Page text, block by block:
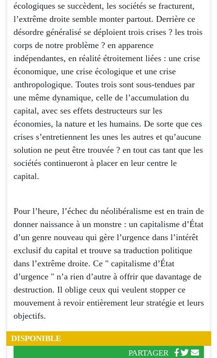
écologiques se succèdent, les sociétés se fracturent,
l’extrême droite semble monter partout. Derrière ce
désordre généralisé se déploient trois crises ? les trois
corps de notre problème ? en apparence
indépendantes, en réalité étroitement liées : une crise
économique, une crise écologique et une crise
anthropologique. Toutes trois sont sous-tendues par
une même dynamique, celle de l’accumulation du
capital, avec ses effets destructeurs sur les
économies, la nature et les humains. De sorte que ces
crises s’entretiennent les unes les autres et qu’aucune
solution ne peut être trouvée ? en tout cas tant que les
sociétés continueront à placer en leur centre le
capital.
Pour l’heure, l’échec du néolibéralisme est en train de
donner naissance à un monstre : un capitalisme d’État
d’un genre nouveau qui gère l’urgence dans l’intérêt
exclusif du capital et trouve sa traduction politique
dans l’extrême droite. Ce " capitalisme d’État
d’urgence " n’a rien d’autre à offrir que davantage de
destruction. Il oblige ceux qui veulent stopper ce
mouvement à revoir entièrement leur stratégie et leurs
objectifs.
DISPONIBLE
PARTAGER